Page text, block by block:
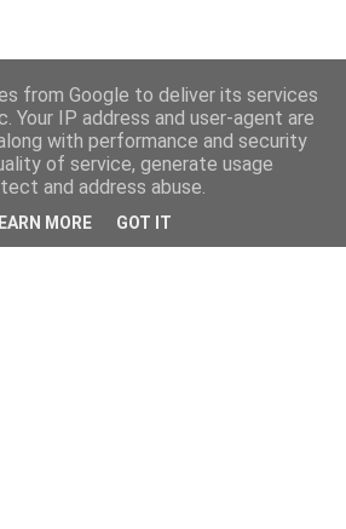
from Google to deliver its services
Your IP address and user-agent are
with performance and security
of service, generate usage
and address abuse.
MORE GOT IT